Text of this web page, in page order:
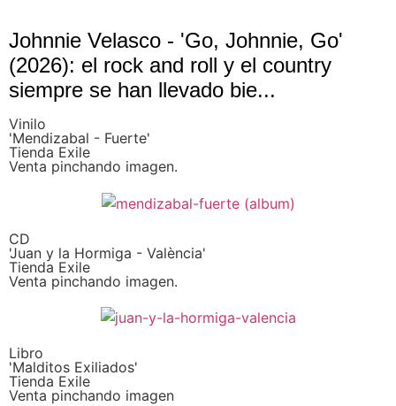
Johnnie Velasco - 'Go, Johnnie, Go'
(2026): el rock and roll y el country
siempre se han llevado bie...
Vinilo
'Mendizabal - Fuerte'
Tienda Exile
Venta pinchando imagen.
CD
'Juan y la Hormiga - València'
Tienda Exile
Venta pinchando imagen.
Libro
'Malditos Exiliados'
Tienda Exile
Venta pinchando imagen